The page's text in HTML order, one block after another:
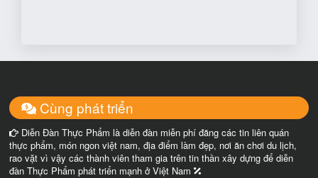
Cùng phát triển
Diễn Đàn Thực Phẩm là diễn đàn miễn phí đăng các tin liên quán
thực phẩm, món ngon việt nam, địa điểm làm đẹp, nơi ăn chơi du lịch,
rao vặt vì vậy các thành viên tham gia trên tin thần xây dựng để diễn
đàn Thực Phẩm phát triển mạnh ở Việt Nam